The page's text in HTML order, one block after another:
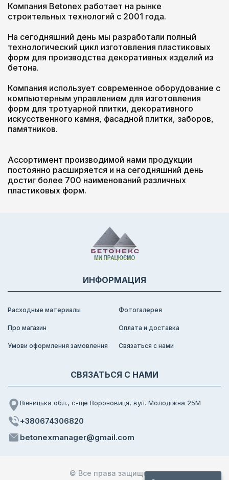
Компания Betonex работает на рынке
строительных технологий с 2001 года.
На сегодняшний день мы разработали полный
технологический цикл изготовления пластиковых
форм для производства декоративных изделий из
бетона.
Компания использует современное оборудование с
компьютерным управлением для изготовления
форм для тротуарной плитки, декоративного
искусственного камня, фасадной плитки, заборов,
памятников.
Ассортимент производимой нами продукции
постоянно расширяется и на сегодняшний день
достиг более 700 наименований различных
пластиковых форм.
ИНФОРМАЦИЯ
Расходные материалы Фотогалерея
Про магазин Оплата и доставка
Умови оформлення замовлення Связаться с нами
СВЯЗАТЬСЯ С НАМИ
Вінницька обл., с-ще Вороновиця, вул. Молодіжна 25М
+380674306820
betonexmanager@gmail.com
© Все права защищены.